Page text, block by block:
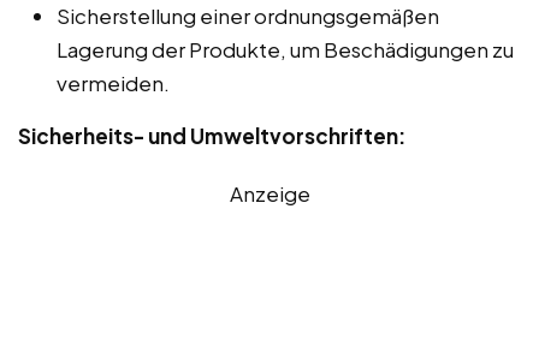
Sicherstellung einer ordnungsgemäßen
Lagerung der Produkte, um Beschädigungen zu
vermeiden.
Sicherheits- und Umweltvorschriften:
Anzeige